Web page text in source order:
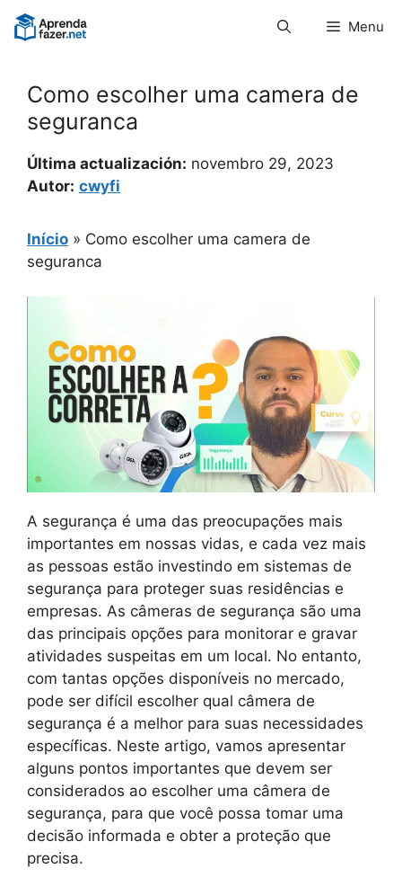
Pular
para
Menu
Como escolher uma camera de
seguranca
Última actualización: novembro 29, 2023
Autor: cwyfi
Início » Como escolher uma camera de
seguranca
A segurança é uma das preocupações mais
importantes em nossas vidas, e cada vez mais
as pessoas estão investindo em sistemas de
segurança para proteger suas residências e
empresas. As câmeras de segurança são uma
das principais opções para monitorar e gravar
atividades suspeitas em um local. No entanto,
com tantas opções disponíveis no mercado,
pode ser difícil escolher qual câmera de
segurança é a melhor para suas necessidades
específicas. Neste artigo, vamos apresentar
alguns pontos importantes que devem ser
considerados ao escolher uma câmera de
segurança, para que você possa tomar uma
decisão informada e obter a proteção que
precisa.